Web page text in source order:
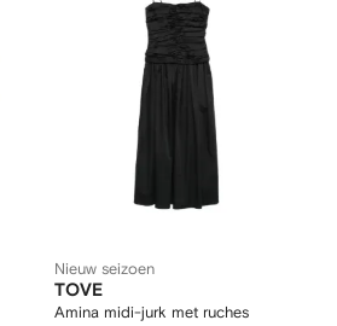
Nieuw seizoen
TOVE
Amina midi-jurk met ruches